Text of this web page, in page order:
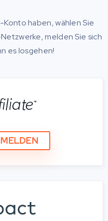
haben, wählen Sie
melden Sie sich
es losgehen!